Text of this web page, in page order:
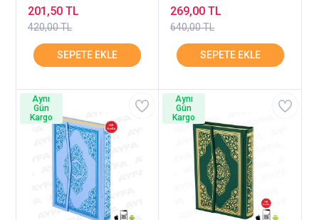
420,00 TL
201,50 TL
640,00 TL
269,00 TL
Aynı
Gün
Kargo
Aynı
Gün
Kargo